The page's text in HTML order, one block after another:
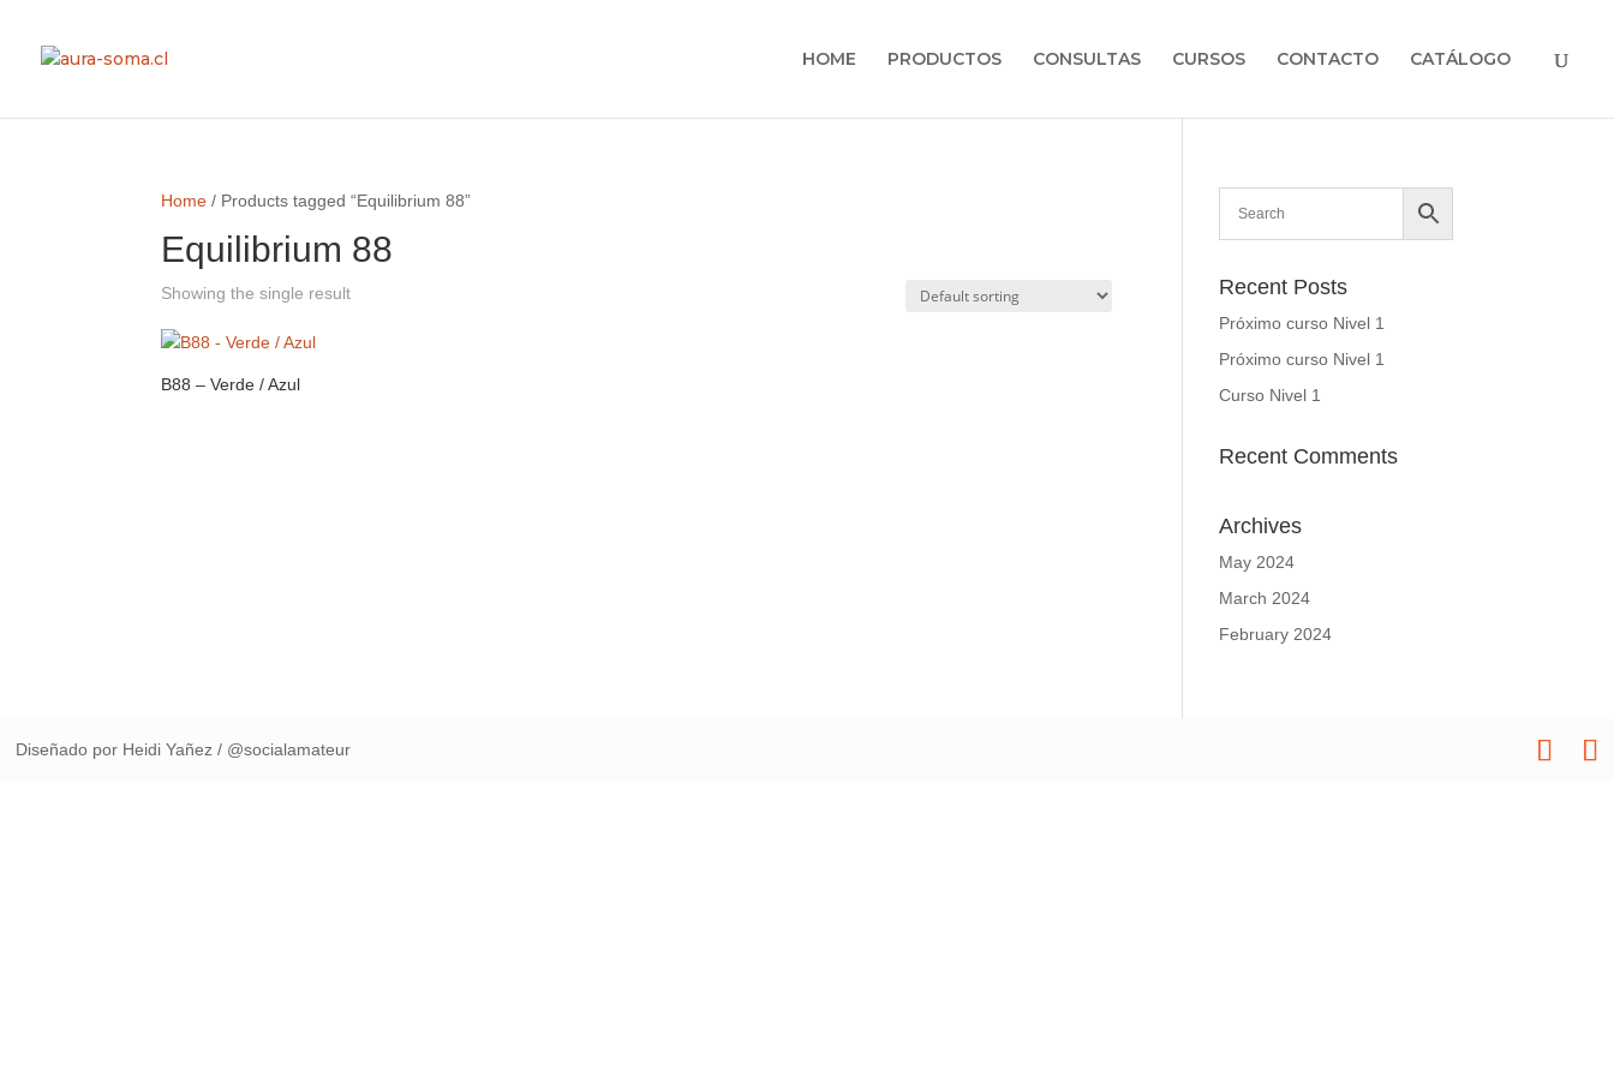
HOME PRODUCTOS CONSULTAS CURSOS CONTACTO CATÁLOGO
Home / Products tagged “Equilibrium 88”
Equilibrium 88
Showing the single result
B88 – Verde / Azul
Recent Posts
Próximo curso Nivel 1
Próximo curso Nivel 1
Curso Nivel 1
Recent Comments
Archives
May 2024
March 2024
February 2024
Diseñado por Heidi Yañez / @socialamateur